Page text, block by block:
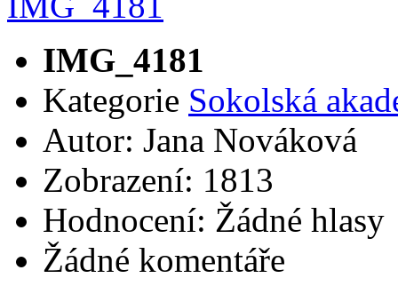
IMG_4181
Kategorie Sokolská
Autor: Jana Nováková
Zobrazení: 1813
Hodnocení: Žádné hlasy
Žádné komentáře